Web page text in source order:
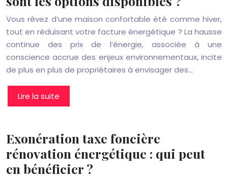
Vous rêvez d’une maison confortable été comme hiver,
tout en réduisant votre facture énergétique ? La hausse
continue des prix de l’énergie, associée à une
conscience accrue des enjeux environnementaux, incite
de plus en plus de propriétaires à envisager des…
Lire la suite
Exonération taxe foncière
rénovation énergétique : qui peut
en bénéficier ?